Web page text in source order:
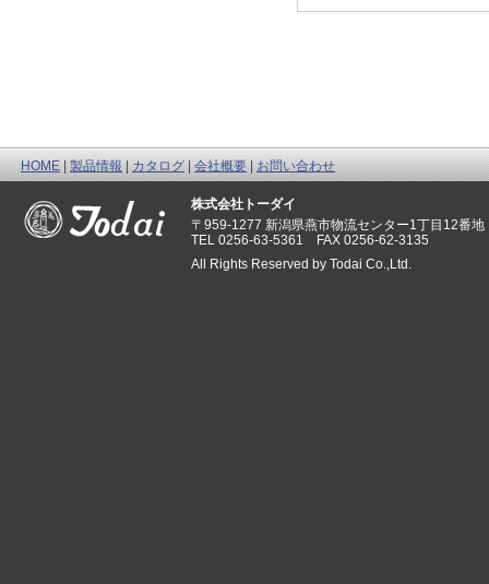
HOME|製品情報|カタログ|会社概要|お問い合わせ
株式会社トーダイ
〒959-1277 新潟県燕市物流センター1丁目12番地
TEL 0256-63-5361 FAX 0256-62-3135
All Rights Reserved by Todai Co.,Ltd.